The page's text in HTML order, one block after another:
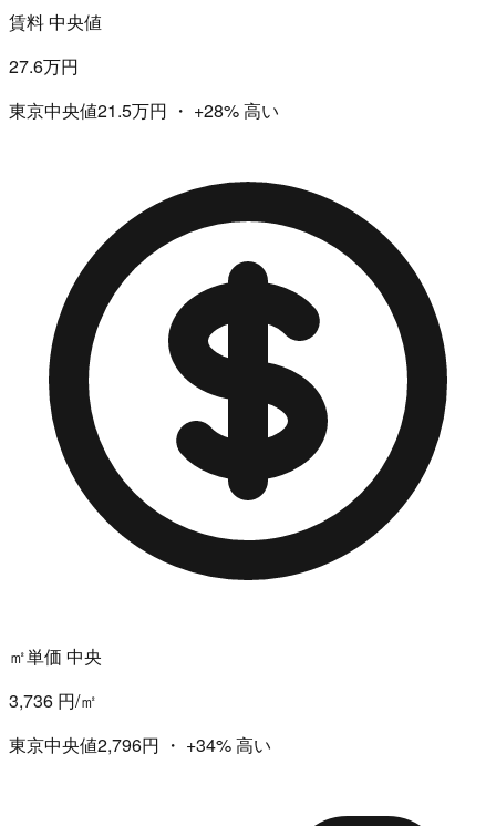
賃料 中央値
27.6万円
東京中央値21.5万円 ・ +28%高い
㎡単価 中央
3,736 円/㎡
東京中央値2,796円 ・ +34%高い